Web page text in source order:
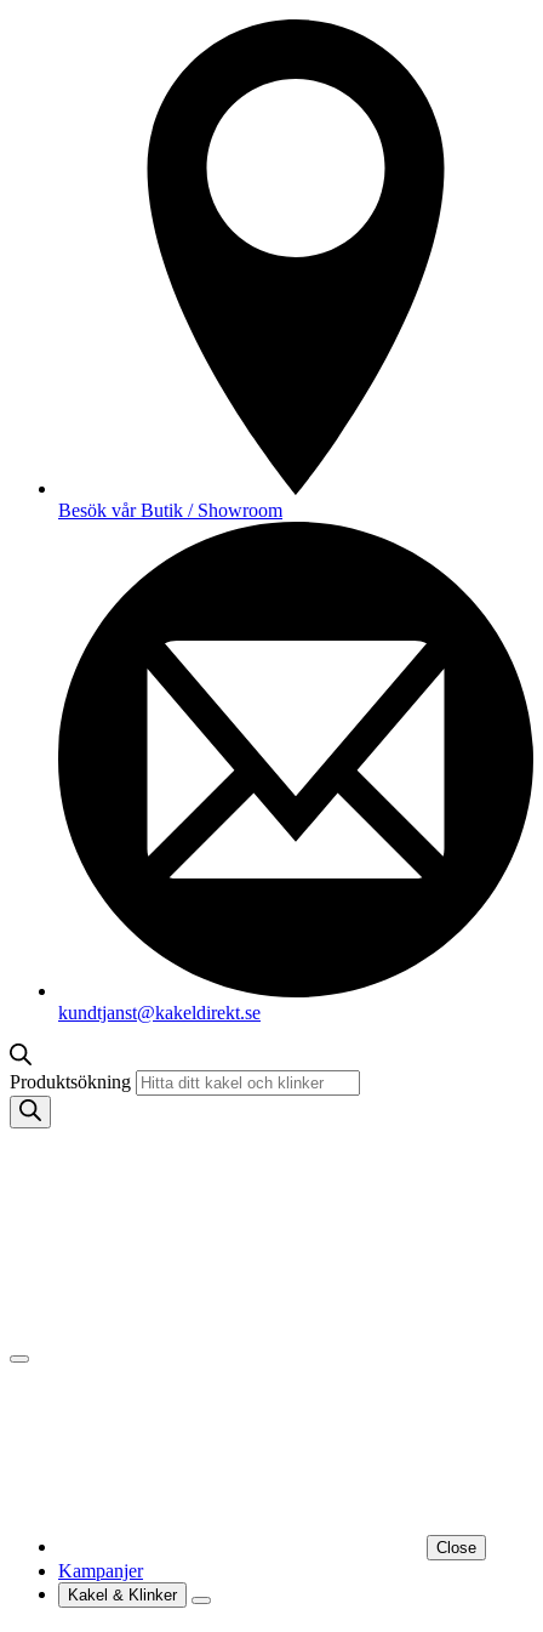
Besök vår Butik / Showroom
kundtjanst@kakeldirekt.se
Produktsökning
Close
Kampanjer
Kakel & Klinker